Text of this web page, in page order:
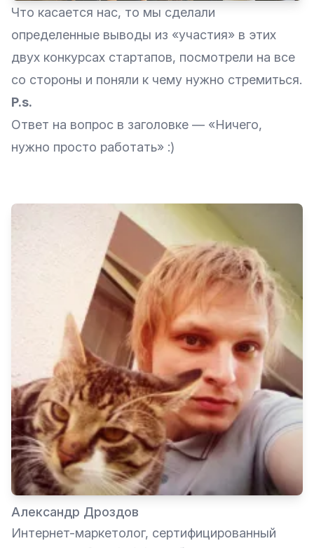
Что касается нас, то мы сделали
определенные выводы из «участия» в этих
двух конкурсах стартапов, посмотрели на все
со стороны и поняли к чему нужно стремиться.
P.s.
Ответ на вопрос в заголовке — «Ничего,
нужно просто работать» :)
Александр Дроздов
Интернет-маркетолог, сертифицированный